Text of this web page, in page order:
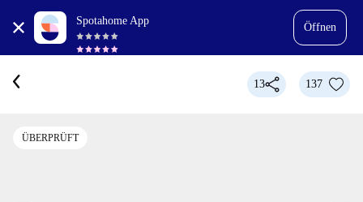
Spotahome App
Öffnen
13 137
ÜBERPRÜFT